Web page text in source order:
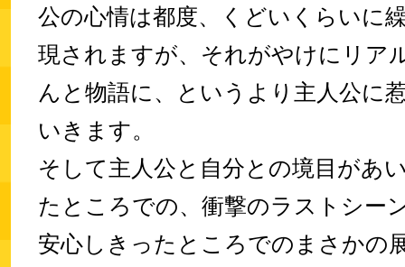
公の心情は都度、くどいくらいに
現されますが、それがやけにリア
んと物語に、というより主人公に
いきます。
そして主人公と自分との境目があ
たところでの、衝撃のラストシー
安心しきったところでのまさかの